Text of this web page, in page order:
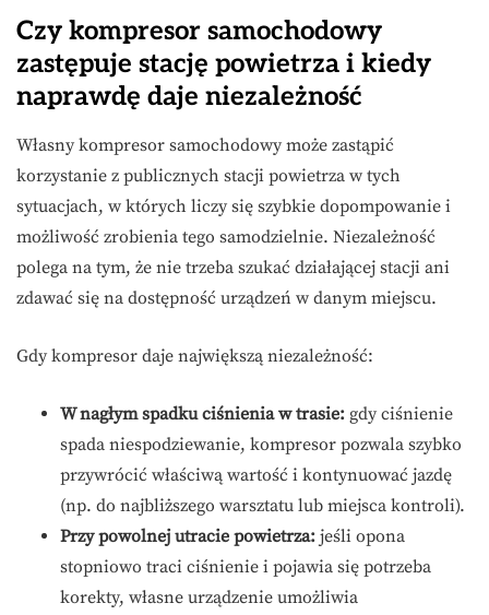
Czy kompresor samochodowy
zastępuje stację powietrza i kiedy
naprawdę daje niezależność
Własny kompresor samochodowy może zastąpić
korzystanie z publicznych stacji powietrza w tych
sytuacjach, w których liczy się szybkie dopompowanie i
możliwość zrobienia tego samodzielnie. Niezależność
polega na tym, że nie trzeba szukać działającej stacji ani
zdawać się na dostępność urządzeń w danym miejscu.
Gdy kompresor daje największą niezależność:
W nagłym spadku ciśnienia w trasie: gdy ciśnienie
spada niespodziewanie, kompresor pozwala szybko
przywrócić właściwą wartość i kontynuować jazdę
(np. do najbliższego warsztatu lub miejsca kontroli).
Przy powolnej utracie powietrza: jeśli opona
stopniowo traci ciśnienie i pojawia się potrzeba
korekty, własne urządzenie umożliwia